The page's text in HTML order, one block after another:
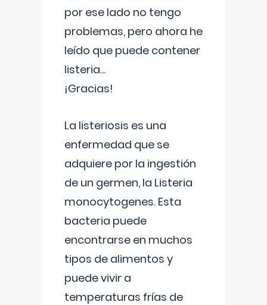
por ese lado no tengo
problemas, pero ahora he
leído que puede contener
listeria...
¡Gracias!
La listeriosis es una
enfermedad que se
adquiere por la ingestión
de un germen, la Listeria
monocytogenes. Esta
bacteria puede
encontrarse en muchos
tipos de alimentos y
puede vivir a
temperaturas frías de